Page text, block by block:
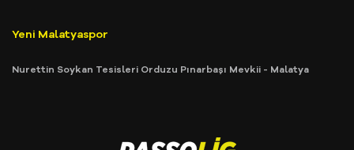
Yeni Malatyaspor
Nurettin Soykan Tesisleri Orduzu Pınarbaşı Mevkii - Malatya